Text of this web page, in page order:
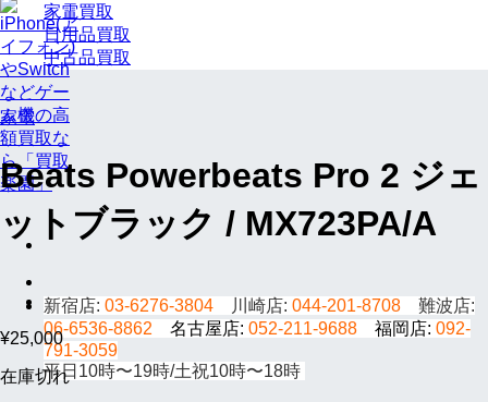
新宿店: 03-6276-3804 川崎店: 044-201-8708 難波店:
06-6536-8862
名古屋店: 052-211-9688 福岡店: 092-
791-3059
平日10時〜19時/土祝10時〜18時
家電買取
日用品買取
中古品買取
家電
Beats Powerbeats Pro 2 ジェ
ットブラック / MX723PA/A
¥25,000
在庫切れ